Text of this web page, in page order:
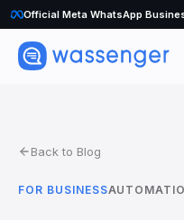
Official Meta WhatsApp
Back to Blog
FOR BUSINESS